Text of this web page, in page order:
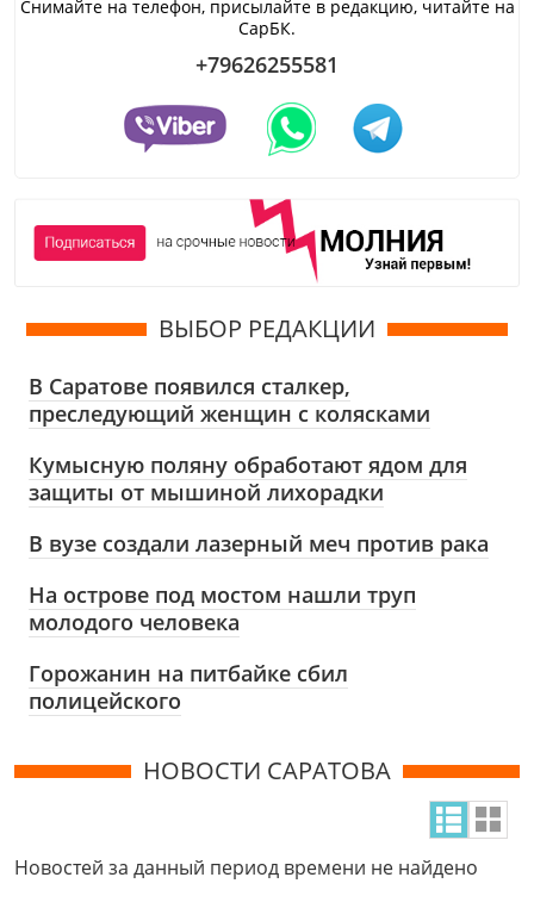
Снимайте на телефон, присылайте в редакцию, читайте на
СарБК.
+79626255581
ВЫБОР РЕДАКЦИИ
В Саратове появился сталкер,
преследующий женщин с колясками
Кумысную поляну обработают ядом для
защиты от мышиной лихорадки
В вузе создали лазерный меч против рака
На острове под мостом нашли труп
молодого человека
Горожанин на питбайке сбил
полицейского
НОВОСТИ САРАТОВА
Новостей за данный период времени не найдено